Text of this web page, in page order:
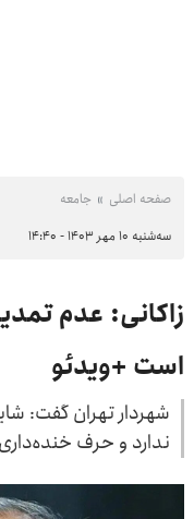
صفحه اصلی جامعه
سه‌شنبه ۱۰ مهر ۱۴۰۳ - ۱۴:۴۰
زاکانی: عدم
است +ویدئو
شهردار تهران گفت:
ندارد و حرف‌